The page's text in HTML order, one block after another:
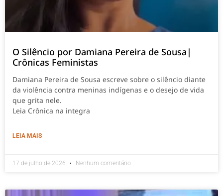
O Silêncio por Damiana Pereira de Sousa|
Crônicas Feministas
Damiana Pereira de Sousa escreve sobre o silêncio diante
da violência contra meninas indígenas e o desejo de vida
que grita nele.
Leia Crônica na integra
LEIA MAIS
17 de julho de 2026 Nenhum comentário